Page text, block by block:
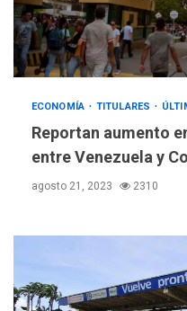
ECONOMÍA TITULARES
Reportan aumento
entre Venezuela y
agosto 21, 2023 2310